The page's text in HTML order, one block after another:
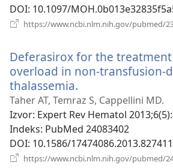
DOI‎: 10.1097/
https://www.ncbi.nlm.nih.gov/pubmed/
Deferasirox for the
overload in non-transfusion-
thalassemia.
novi
prozor)
Taher AT, Temraz S, Cappellini MD.
Izvor‎: Expert Rev Hematol
Indeks‎: PubMed 24083402
DOI‎: 10.1586/17474086.2013.827411
https://www.ncbi.nlm.nih.gov/pubmed/